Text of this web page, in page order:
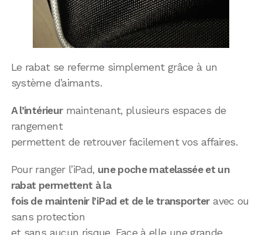
Le rabat se referme simplement grâce à un
système d’aimants.
A l’intérieurmaintenant, plusieurs espaces de
rangement
permettent de retrouver facilement vos affaires.
Pour ranger l’iPad, une poche matelassée et un
rabat permettent à la
fois de maintenir l’iPad et de le transporteravec ou
sans protection
et sans aucun risque. Face à elle une grande